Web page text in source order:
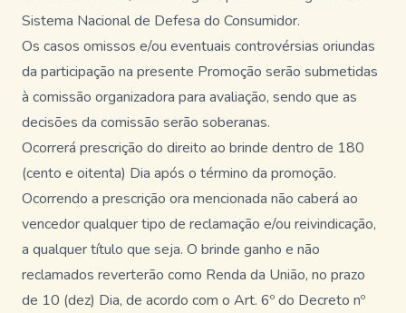
Sistema Nacional de Defesa do Consumidor.
Os casos omissos e/ou eventuais controvérsias oriundas
da participação na presente Promoção serão submetidas
à comissão organizadora para avaliação, sendo que as
decisões da comissão serão soberanas.
Ocorrerá prescrição do direito ao brinde dentro de 180
(cento e oitenta) Dia após o término da promoção.
Ocorrendo a prescrição ora mencionada não caberá ao
vencedor qualquer tipo de reclamação e/ou reivindicação,
a qualquer título que seja. O brinde ganho e não
reclamados reverterão como Renda da União, no prazo
de 10 (dez) Dia, de acordo com o Art. 6º do Decreto nº